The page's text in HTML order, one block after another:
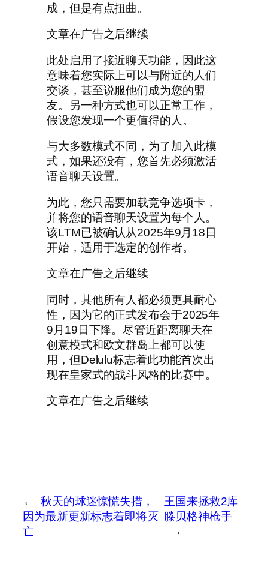
成，但是有点扭曲。
文章在广告之后继续
此处启用了接近聊天功能，因此这
意味着您实际上可以与附近的人们
交谈，甚至说服他们成为您的盟
友。另一种方式也可以正常工作，
假设您发现一个更值得的人。
与大多数模式不同，为了加入此模
式，如果还没有，您首先必须激活
语音聊天设置。
为此，您只需要加载竞争选项卡，
并将您的语音聊天设置为每个人。
该LTM已被确认从2025年9月18日
开始，适用于选定的创作者。
文章在广告之后继续
同时，其他所有人都必须更具耐心
性，因为它的正式发布会于2025年
9月19日下降。尽管近距离聊天在
创意模式和欧文群岛上都可以使
用，但Delulu标志着此功能首次出
现在皇家式的战斗风格的比赛中。
文章在广告之后继续
←
秋天的球迷惊慌失措，
因为最新更新标志着即将灭
亡
王国来拯救2库
滕贝格神枪手
→